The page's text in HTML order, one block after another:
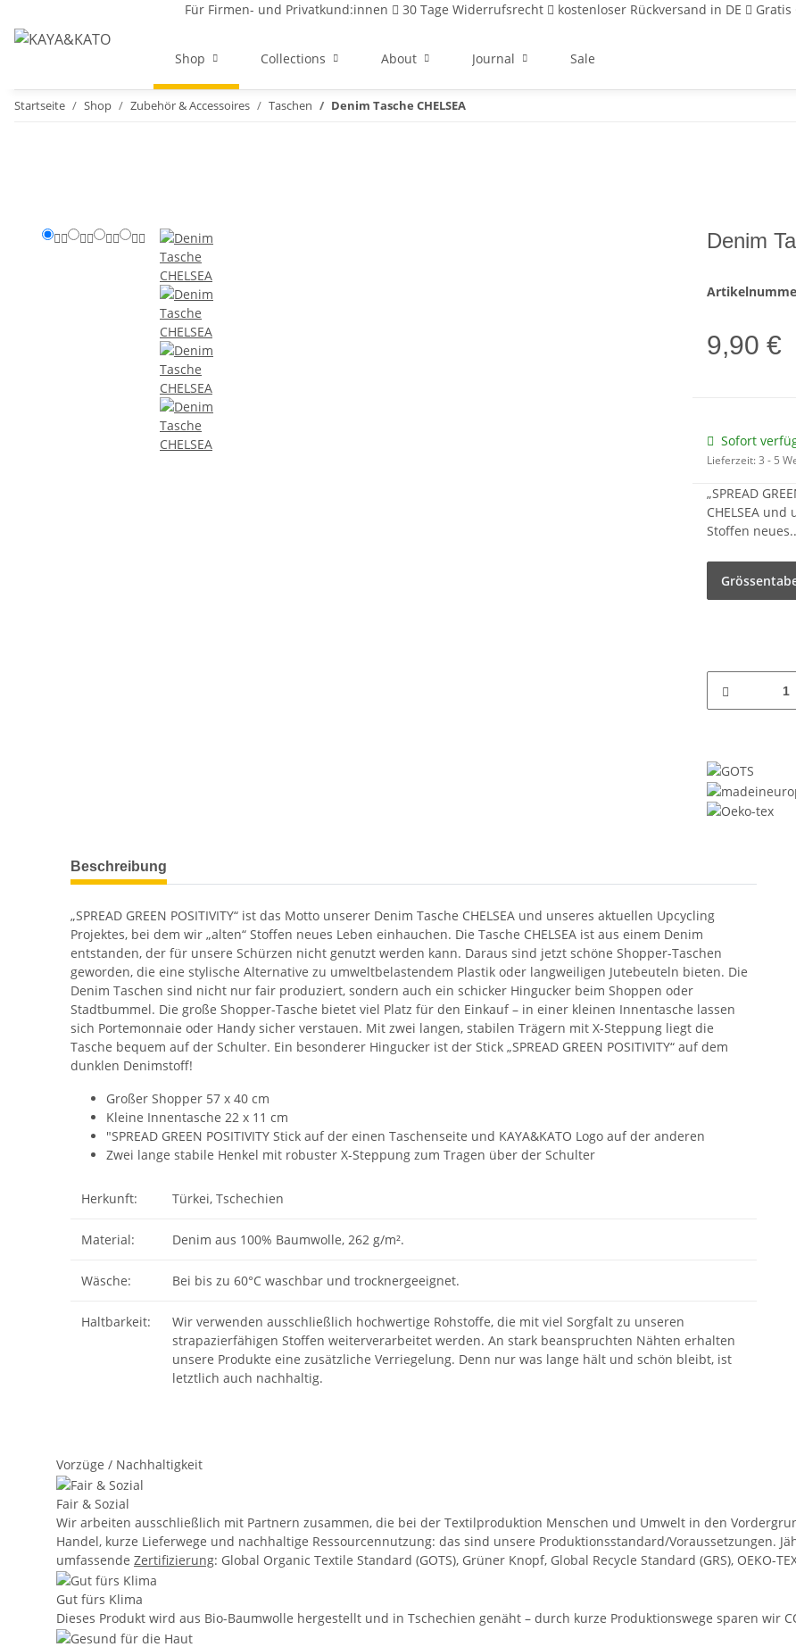
Für Firmen- und Privatkund:innen 30 Tage Widerrufsrecht kostenloser Rückversand in DE Gratis
Shop Collections About Journal Sale
Startseite Shop Zubehör & Accessoires Taschen Denim Tasche CHELSEA
Denim
9,90 €
Sofort
Lieferzeit:3 - 5
„SPREAD
CHELSEA
Stoffen
Beschreibung
„SPREAD GREEN POSITIVITY“ ist das Motto unserer Denim Tasche CHELSEA und unseres aktuellen Upcycling
Projektes, bei dem wir „alten“ Stoffen neues Leben einhauchen. Die Tasche CHELSEA ist aus einem Denim
entstanden, der für unsere Schürzen nicht genutzt werden kann. Daraus sind jetzt schöne Shopper-Taschen
geworden, die eine stylische Alternative zu umweltbelastendem Plastik oder langweiligen Jutebeuteln bieten. Die
Denim Taschen sind nicht nur fair produziert, sondern auch ein schicker Hingucker beim Shoppen oder
Stadtbummel. Die große Shopper-Tasche bietet viel Platz für den Einkauf – in einer kleinen Innentasche lassen
sich Portemonnaie oder Handy sicher verstauen. Mit zwei langen, stabilen Trägern mit X-Steppung liegt die
Tasche bequem auf der Schulter. Ein besonderer Hingucker ist der Stick „SPREAD GREEN POSITIVITY“ auf dem
dunklen Denimstoff!
Großer Shopper 57 x 40 cm
Kleine Innentasche 22 x 11 cm
"SPREAD GREEN POSITIVITY Stick auf der einen Taschenseite und KAYA&KATO Logo auf der anderen
Zwei lange stabile Henkel mit robuster X-Steppung zum Tragen über der Schulter
Herkunft: Türkei, Tschechien
Material: Denim aus 100% Baumwolle, 262 g/m².
Wäsche: Bei bis zu 60°C waschbar und trocknergeeignet.
Haltbarkeit:
Wir verwenden ausschließlich hochwertige Rohstoffe, die mit viel Sorgfalt zu unseren
strapazierfähigen Stoffen weiterverarbeitet werden. An stark beanspruchten Nähten erhalten
unsere Produkte eine zusätzliche Verriegelung. Denn nur was lange hält und schön bleibt, ist
letztlich auch nachhaltig.
Vorzüge / Nachhaltigkeit
Fair & Sozial
Wir arbeiten ausschließlich mit Partnern zusammen, die bei der Textilproduktion Menschen und Umwelt in den
Handel, kurze Lieferwege und nachhaltige Ressourcennutzung: das sind unsere Produktionsstandard/Voraussetzungen.
umfassende Zertifizierung: Global Organic Textile Standard (GOTS), Grüner Knopf, Global Recycle Standard (GRS), OEKO-
Gut fürs Klima
Dieses Produkt wird aus Bio-Baumwolle hergestellt und in Tschechien genäht – durch kurze Produktionswege sparen wir